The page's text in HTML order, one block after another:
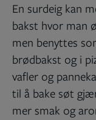
En surdeig kan
bakst hvor man
men benyttes
brødbakst og i
vafler og
til å bake søt
mer smak og